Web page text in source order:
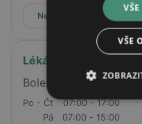
Nepřijímá online rezervace
Lékárna Pharmea
Boleslavská třída
Po - Čt
07:00 - 17:00
Pá
07:00 - 15:00
VŠE